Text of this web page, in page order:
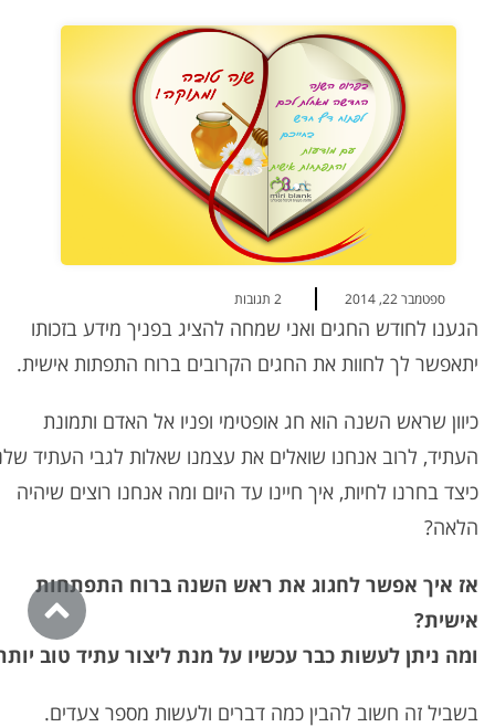
ספטמבר 22, 2014 2 תגובות
הגענו לחודש החגים ואני שמחה להציג בפניך מידע בזכותו
יתאפשר לך לחוות את החגים הקרובים ברוח התפתות אישית.
כיוון שראש השנה הוא חג אופטימי ופניו אל האדם ותמונת
העתיד, לרוב אנחנו שואלים את עצמנו שאלות לגבי העתיד
כיצד בחרנו לחיות, איך חיינו עד היום ומה אנחנו רוצים שיהיה
הלאה?
אז איך אפשר לחגוג את ראש השנה ברוח התפתחות
אישית?
ומה ניתן לעשות כבר עכשיו על מנת ליצור עתיד טוב
בשביל זה חשוב להבין כמה דברים ולעשות מספר צעדים.